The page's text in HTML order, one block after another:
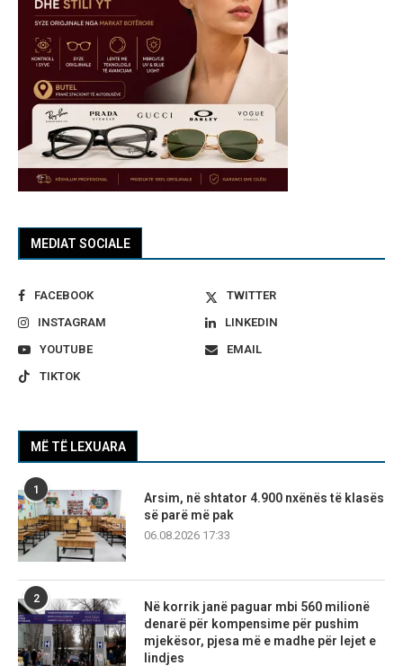
MEDIAT SOCIALE
FACEBOOK
TWITTER
INSTAGRAM
LINKEDIN
YOUTUBE
EMAIL
TIKTOK
MË TË LEXUARA
1
Arsim, në shtator 4.900 nxënës të klasës
së parë më pak
06.08.2026 17:33
2
Në korrik janë paguar mbi 560 milionë
denarë për kompensime për pushim
mjekësor, pjesa më e madhe për lejet e
lindjes